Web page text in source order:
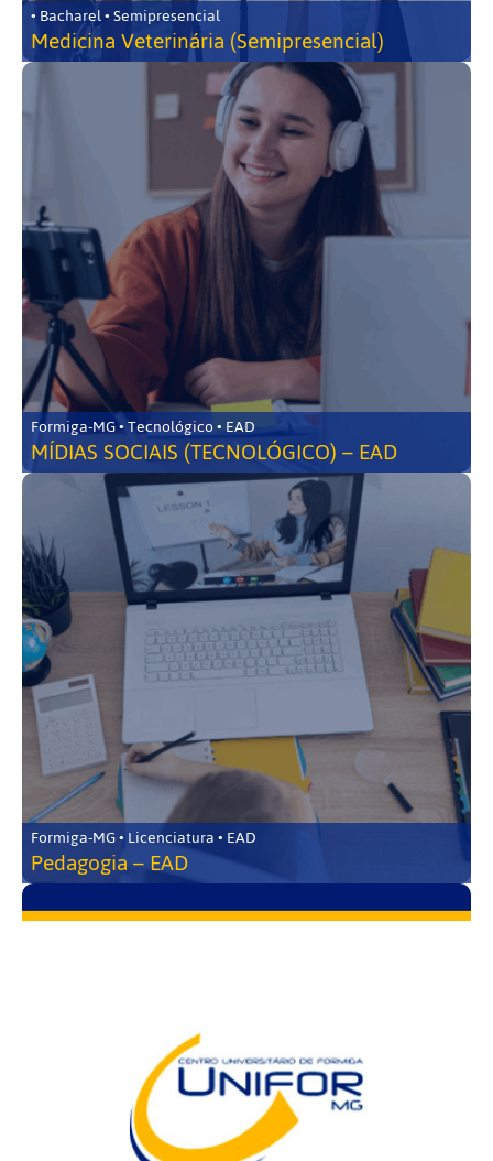
• Bacharel • Semipresencial
Medicina Veterinária (Semipresencial)
Formiga-MG • Tecnológico • EAD
MÍDIAS SOCIAIS (TECNOLÓGICO) – EAD
Formiga-MG • Licenciatura • EAD
Pedagogia – EAD